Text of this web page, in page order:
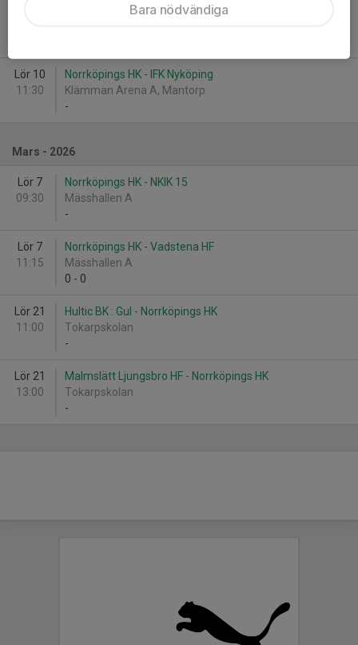
Mantorps IF HF - Norrköpings HK
Lör 10
11:30
Norrköpings HK - IFK Nyköping
Klämman Arena A, Mantorp
-
Mars - 2026
Lör 7
09:30
Norrköpings HK - NKIK 15
Mässhallen A
-
Lör 7
11:15
Norrköpings HK - Vadstena HF
Mässhallen A
0 - 0
Lör 21
11:00
Hultic BK : Gul - Norrköpings HK
Tokarpskolan
-
Lör 21
13:00
Malmslätt Ljungsbro HF - Norrköpings HK
Tokarpskolan
-
Bara nödvändiga